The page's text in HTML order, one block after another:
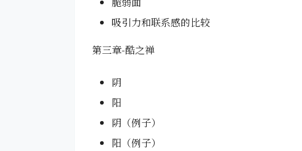
吸引力和联系感的比较
第三章-酷之禅
阴
阳
阴（例子）
阳（例子）